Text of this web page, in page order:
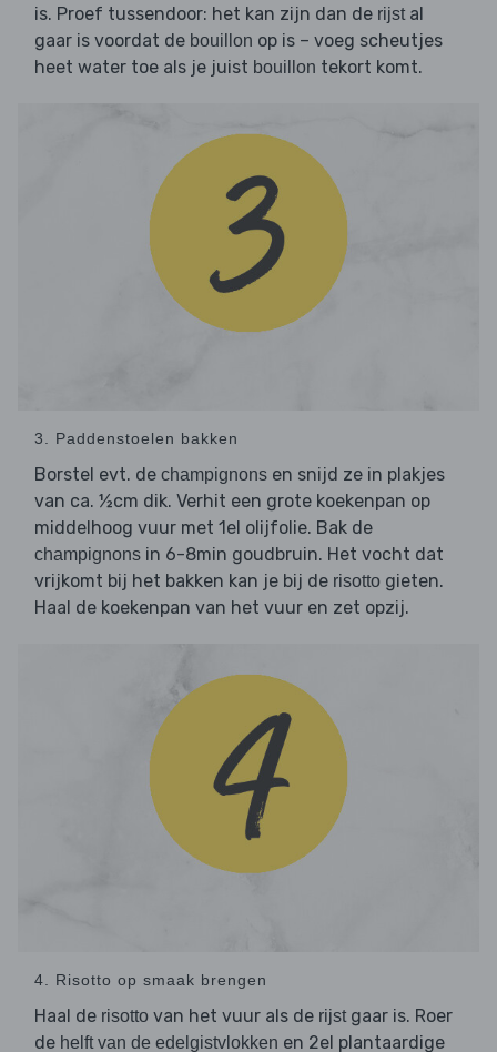
is. Proef tussendoor: het kan zijn dan de rijstal
gaar is voordat de bouillon op is – voeg scheutjes
heet water toe als je juist bouillon tekort komt.
3. Paddenstoelen bakken
Borstel evt. de champignons en snijd ze in plakjes
van ca. ½cm dik. Verhit een grote koekenpan op
middelhoog vuur met 1el olijfolie. Bak de
champignons in 6-8min goudbruin. Het vocht dat
vrijkomt bij het bakken kan je bij de risotto gieten.
Haal de koekenpan van het vuur en zet opzij.
4. Risotto op smaak brengen
Haal de risotto van het vuur als de rijst gaar is. Roer
de helft van de edelgistvlokken en 2el plantaardige